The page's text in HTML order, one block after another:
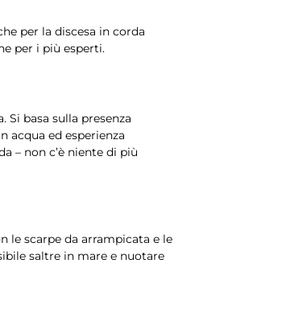
per la discesa in corda
per i più esperti.
basa sulla presenza
acqua ed esperienza
– non c’è niente di più
le scarpe da arrampicata e le
saltre in mare e nuotare